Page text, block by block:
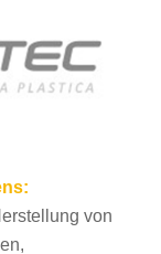
von